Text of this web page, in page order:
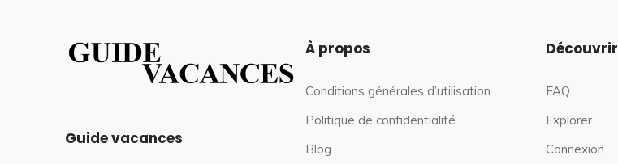
Guide vacances
À propos
Conditions générales d’utilisation
Politique de confidentialité
Blog
Découvrir
FAQ
Explorer
Connexion